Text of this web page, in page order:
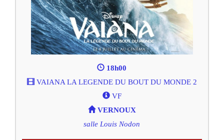
18h00
VAIANA LA LEGENDE DU BOUT DU MONDE 2
VF
VERNOUX
salle Louis Nodon